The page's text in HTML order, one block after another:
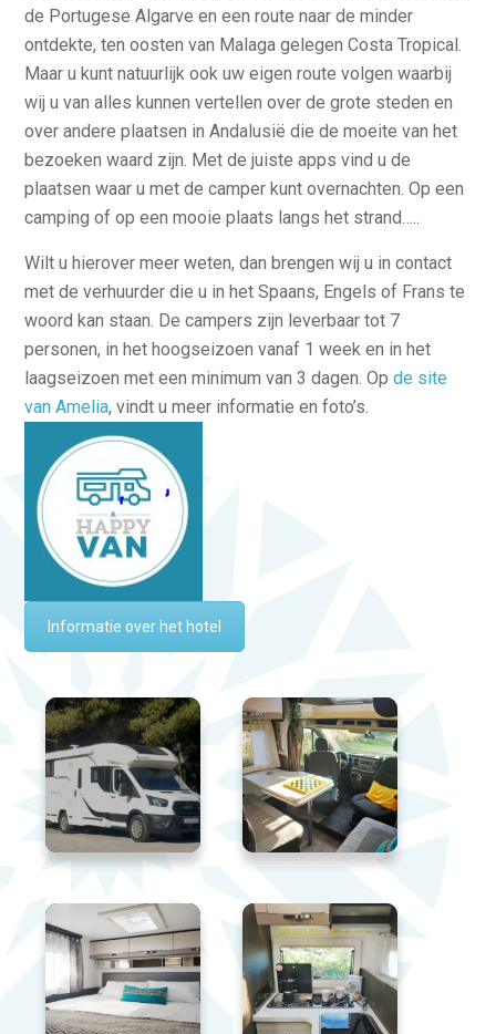
de Portugese Algarve en een route naar de minder
ontdekte, ten oosten van Malaga gelegen Costa Tropical.
Maar u kunt natuurlijk ook uw eigen route volgen waarbij
wij u van alles kunnen vertellen over de grote steden en
over andere plaatsen in Andalusië die de moeite van het
bezoeken waard zijn. Met de juiste apps vind u de
plaatsen waar u met de camper kunt overnachten. Op een
camping of op een mooie plaats langs het strand…..
Wilt u hierover meer weten, dan brengen wij u in contact
met de verhuurder die u in het Spaans, Engels of Frans te
woord kan staan. De campers zijn leverbaar tot 7
personen, in het hoogseizoen vanaf 1 week en in het
laagseizoen met een minimum van 3 dagen. Op de site
van Amelia, vindt u meer informatie en foto’s.
Informatie over het hotel